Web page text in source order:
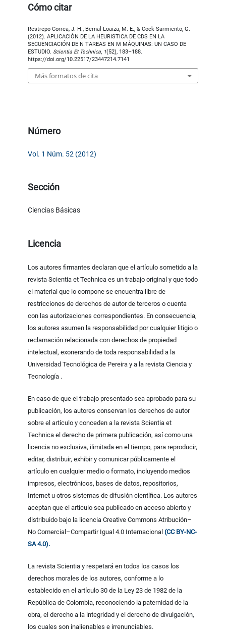
Cómo citar
Restrepo Correa, J. H., Bernal Loaiza, M. E., & Cock Sarmiento, G.
(2012). APLICACIÓN DE LA HEURISTICA DE CDS EN LA
SECUENCIACIÓN DE N TAREAS EN M MÁQUINAS: UN CASO DE
ESTUDIO. Scientia Et Technica, 1(52), 183–188.
https://doi.org/10.22517/23447214.7141
Más formatos de cita
Número
Vol. 1 Núm. 52 (2012)
Sección
Ciencias Básicas
Licencia
Los autores firmantes declaran que el artículo sometido a la
revista Scientia et Technica es un trabajo original y que todo
el material que lo compone se encuentra libre de
restricciones de derechos de autor de terceros o cuenta
con las autorizaciones correspondientes. En consecuencia,
los autores asumen la responsabilidad por cualquier litigio o
reclamación relacionada con derechos de propiedad
intelectual, exonerando de toda responsabilidad a la
Universidad Tecnológica de Pereira y a la revista Ciencia y
Tecnología .
En caso de que el trabajo presentado sea aprobado para su
publicación, los autores conservan los derechos de autor
sobre el artículo y conceden a la revista Scientia et
Technica el derecho de primera publicación, así como una
licencia no exclusiva, ilimitada en el tiempo, para reproducir,
editar, distribuir, exhibir y comunicar públicamente el
artículo en cualquier medio o formato, incluyendo medios
impresos, electrónicos, bases de datos, repositorios,
Internet u otros sistemas de difusión científica. Los autores
aceptan que el artículo sea publicado en acceso abierto y
distribuido bajo la licencia Creative Commons Atribución–
No Comercial–Compartir Igual 4.0 Internacional(CC BY-NC-
SA 4.0).
La revista Scientia y respetará en todos los casos los
derechos morales de los autores, conforme a lo
establecido en el artículo 30 de la Ley 23 de 1982 de la
República de Colombia, reconociendo la paternidad de la
obra, el derecho a la integridad y el derecho de divulgación,
los cuales son inalienables e irrenunciables.